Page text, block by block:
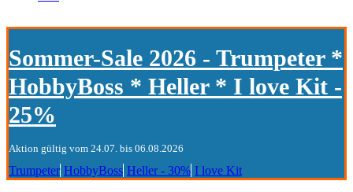
Sommer-Sale 2026 - Trumpeter *
HobbyBoss * Heller * I love Kit -
25%
Aktion gültig vom 24.07. bis 06.08.2026
Trumpeter HobbyBoss Heller - 30% I love Kit